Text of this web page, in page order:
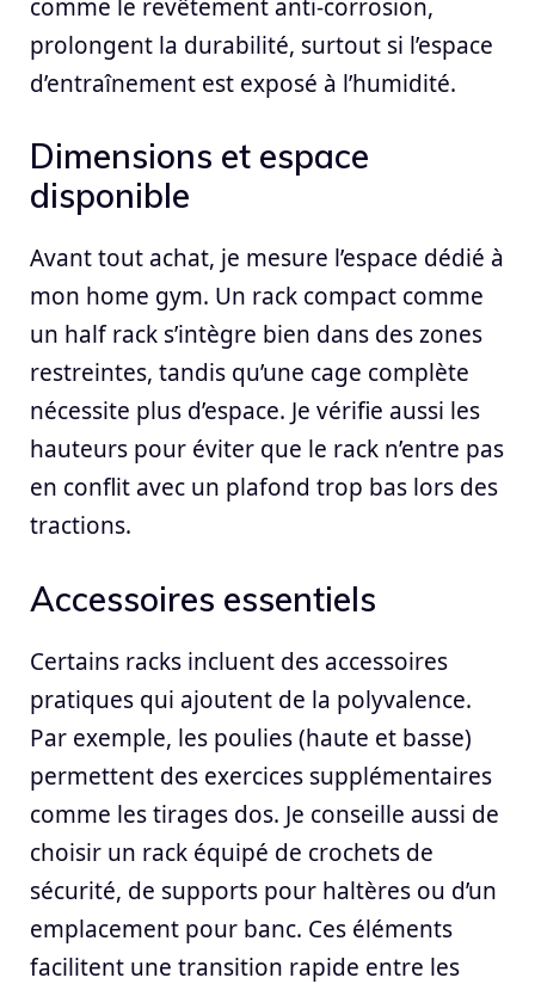
comme le revêtement anti-corrosion,
prolongent la durabilité, surtout si l’espace
d’entraînement est exposé à l’humidité.
Dimensions et espace
disponible
Avant tout achat, je mesure l’espace dédié à
mon home gym. Un rack compact comme
un half rack s’intègre bien dans des zones
restreintes, tandis qu’une cage complète
nécessite plus d’espace. Je vérifie aussi les
hauteurs pour éviter que le rack n’entre pas
en conflit avec un plafond trop bas lors des
tractions.
Accessoires essentiels
Certains racks incluent des accessoires
pratiques qui ajoutent de la polyvalence.
Par exemple, les poulies (haute et basse)
permettent des exercices supplémentaires
comme les tirages dos. Je conseille aussi de
choisir un rack équipé de crochets de
sécurité, de supports pour haltères ou d’un
emplacement pour banc. Ces éléments
facilitent une transition rapide entre les